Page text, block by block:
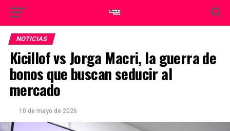
NOTICIAS
Kicillof vs Jorga Macri, la guerra de
bonos que buscan seducir al
mercado
10 de mayo de 2026